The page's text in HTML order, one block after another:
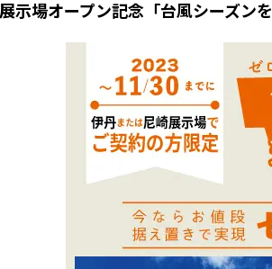
示場オープン記念「台風シーズン